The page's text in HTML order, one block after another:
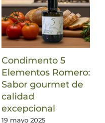
Condimento 5
Elementos Romero:
Sabor gourmet de
calidad
excepcional
19 mayo 2025